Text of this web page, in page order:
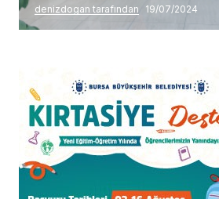
denizdogan tarafından 19/07/2024